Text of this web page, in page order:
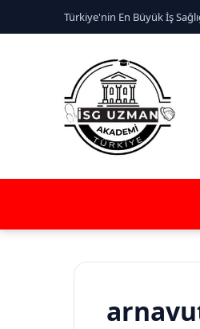
Türkiye'nin En Büyük İş